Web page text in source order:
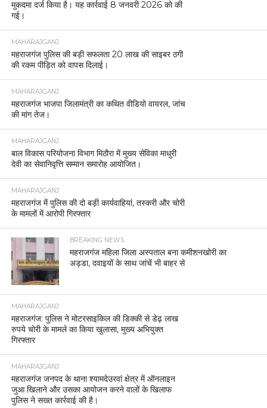
मुकदमा दर्ज किया है। यह कार्रवाई 8 जनवरी 2026 को की
गई।
MAHARAJGANJ
महराजगंज पुलिस की बड़ी सफलता 20 लाख की साइबर ठगी
की रकम पीड़ित को वापस दिलाई।
MAHARAJGANJ
महराजगंज भाजपा जिलामंत्री का कथित वीडियो वायरल, जांच
की मांग तेज।
MAHARAJGANJ
बाल विकास परियोजना विभाग मिठौरा में मुख्य सेविका माधुरी
देवी का सेवानिवृत्ति सम्मान समारोह आयोजित।
MAHARAJGANJ
महराजगंज में पुलिस की दो बड़ी कार्यवाहियां, तस्करी और चोरी
के मामलों में आरोपी गिरफ्तार
BREAKING NEWS
महराजगंज महिला जिला अस्पताल बना कमीशनखोरी का
अड्डा, दवाइयों के साथ जांचें भी बाहर से
MAHARAJGANJ
महराजगंज: पुलिस ने मोटरसाइकिल की डिक्की से डेढ़ लाख
रुपये चोरी के मामले का किया खुलासा, मुख्य अभियुक्त
गिरफ्तार
MAHARAJGANJ
महराजगंज जनपद के थाना श्यामदेउरवां क्षेत्र में ऑनलाइन
जुआ खिलाने और उसका आयोजन करने वालों के खिलाफ
पुलिस ने सख्त कार्रवाई की है।